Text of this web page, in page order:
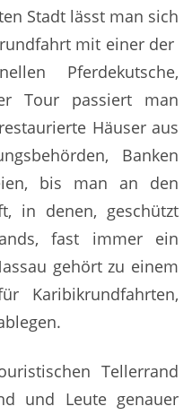
Stadt lässt man sich
mit einer der
Pferdekutsche,
Tour passiert man
Häuser aus
Banken
bis man an den
in denen, geschützt
fast immer ein
gehört zu einem
Karibikrundfahrten,
Tellerrand
und Leute genauer